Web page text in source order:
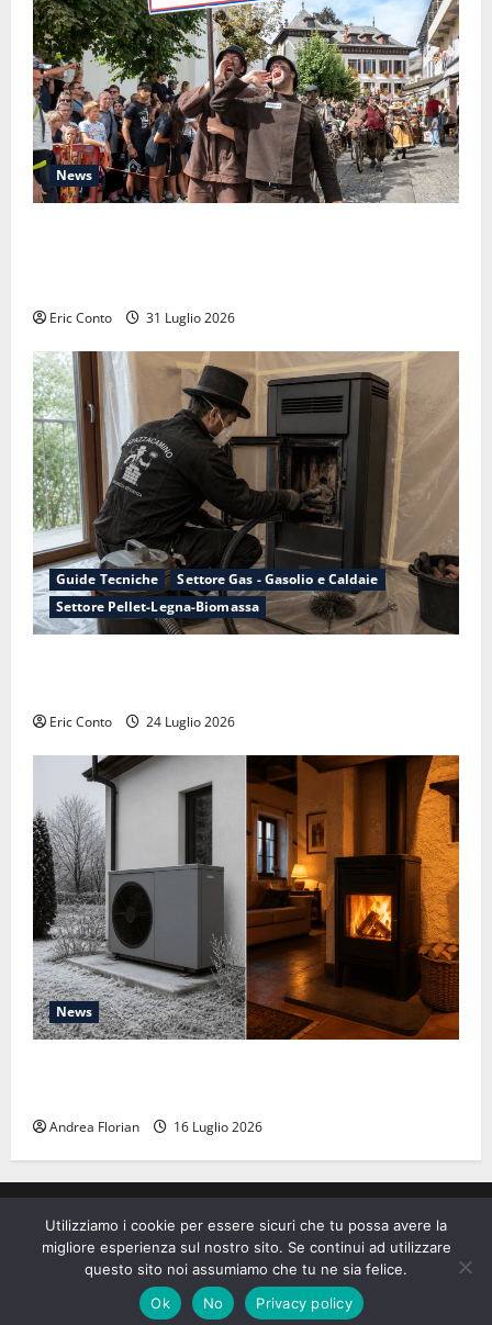
News
Eric Conto 31 Luglio 2026
Guide Tecniche
Settore Gas - Gasolio e Caldaie
Settore Pellet-Legna-Biomassa
Eric Conto 24 Luglio 2026
News
Andrea Florian 16 Luglio 2026
Copyright © Canna Fumaria Sicura è realizzato con
il contributo tecnico di Dumont Camini.
MoreNewsdi AF themes.
Utilizziamo i cookie per essere sicuri che tu possa avere la
migliore esperienza sul nostro sito. Se continui ad utilizzare
questo sito noi assumiamo che tu ne sia felice.
Ok
No Privacy policy